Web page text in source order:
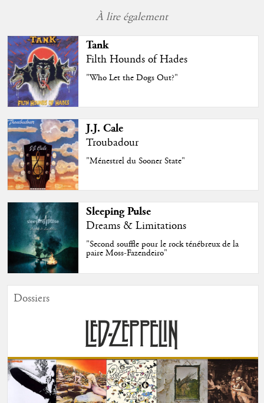
À lire également
Tank
Filth Hounds of Hades
"Who Let the Dogs Out?"
J.J. Cale
Troubadour
"Ménestrel du Sooner State"
Sleeping Pulse
Dreams & Limitations
"Second souffle pour le rock ténébreux de la
paire Moss-Fazendeiro"
Dossiers